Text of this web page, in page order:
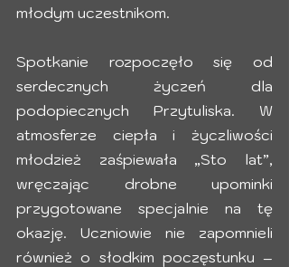
młodym uczestnikom.
Spotkanie rozpoczęło się od
serdecznych życzeń dla
podopiecznych Przytuliska. W
atmosferze ciepła i życzliwości
młodzież zaśpiewała „Sto lat”,
wręczając drobne upominki
przygotowane specjalnie na tę
okazję. Uczniowie nie zapomnieli
również o słodkim poczęstunku –